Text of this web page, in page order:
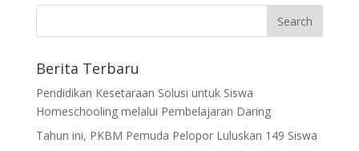
Berita Terbaru
Pendidikan Kesetaraan Solusi untuk Siswa
Homeschooling melalui Pembelajaran Daring
Tahun ini, PKBM Pemuda Pelopor Luluskan 149 Siswa